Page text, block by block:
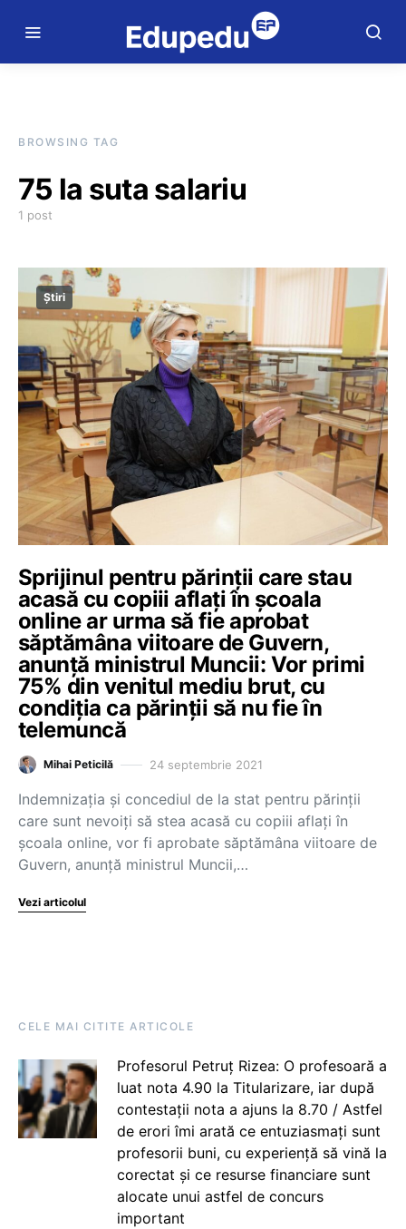
BROWSING TAG
75 la suta salariu
1 post
Știri
Sprijinul pentru părinții care stau
acasă cu copiii aflați în școala
online ar urma să fie aprobat
săptămâna viitoare de Guvern,
anunță ministrul Muncii: Vor primi
75% din venitul mediu brut, cu
condiția ca părinții să nu fie în
telemuncă
Mihai Peticilă 24 septembrie 2021
Indemnizația și concediul de la stat pentru părinții
care sunt nevoiți să stea acasă cu copiii aflați în
școala online, vor fi aprobate săptămâna viitoare de
Guvern, anunță ministrul Muncii,…
Vezi articolul
CELE MAI CITITE ARTICOLE
Profesorul Petruț Rizea: O profesoară a
luat nota 4.90 la Titularizare, iar după
contestații nota a ajuns la 8.70 / Astfel
de erori îmi arată ce entuziasmați sunt
profesorii buni, cu experiență să vină la
corectat și ce resurse financiare sunt
alocate unui astfel de concurs
important